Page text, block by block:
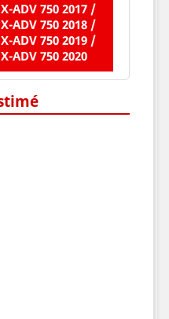
X-ADV 750 2017 /
X-ADV 750 2018 /
X-ADV 750 2019 /
X-ADV 750 2020